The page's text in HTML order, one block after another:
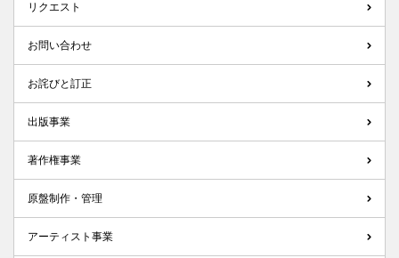
リクエスト
お問い合わせ
お詫びと訂正
出版事業
著作権事業
原盤制作・管理
アーティスト事業